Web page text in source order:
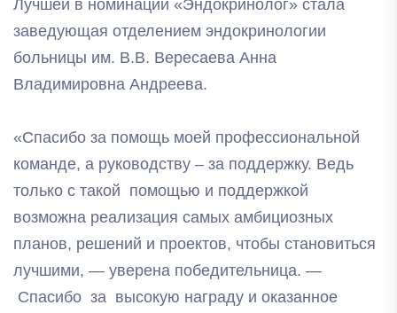
Лучшей в номинации «Эндокринолог» стала
заведующая отделением эндокринологии
больницы им. В.В. Вересаева Анна
Владимировна Андреева.
«Спасибо за помощь моей профессиональной
команде, а руководству – за поддержку. Ведь
только с такой помощью и поддержкой
возможна реализация самых амбициозных
планов, решений и проектов, чтобы становиться
лучшими, — уверена победительница. —
Спасибо за высокую награду и оказанное